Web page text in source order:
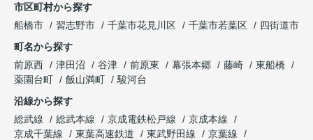
市区町村から探す
船橋市
習志野市 千葉市花見川区 千葉市若葉区
四街道市
町名から探す
前原西
津田沼 谷津 前原東 幕張本郷 藤崎
東船橋
薬園台町
飯山満町
駿河台
沿線から探す
総武線
総武本線 京成電鉄松戸線
京成本線
京成千葉線
東葉高速鉄道 東武野田線
京葉線